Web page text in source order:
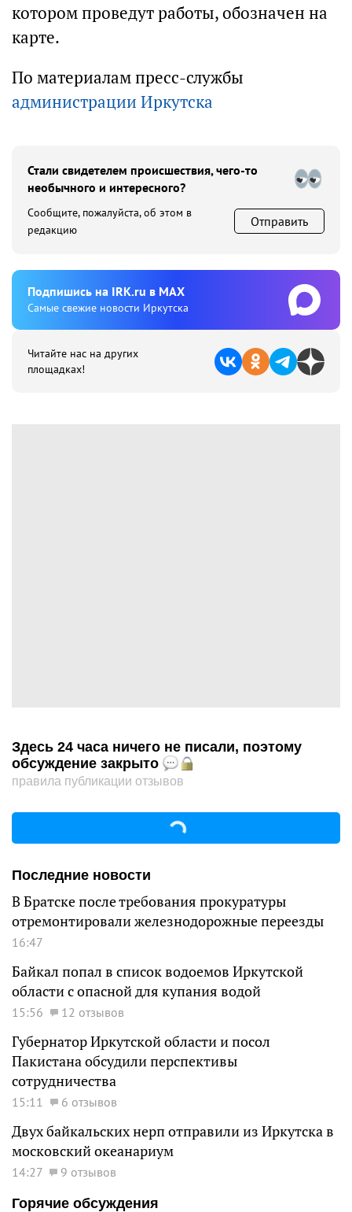
котором проведут работы, обозначен на
карте.
По материалам пресс-службы
администрации Иркутска
Стали свидетелем происшествия, чего-то
необычного и интересного?
Сообщите, пожалуйста, об этом в
редакцию
Отправить
Подпишиcь на IRK.ru в MAX
Cамые свежие новости Иркутска
Читайте нас на других
площадках!
Здесь 24 часа ничего не писали, поэтому
обсуждение закрыто
правила публикации отзывов
Последние новости
В Братске после требования прокуратуры
отремонтировали железнодорожные переезды
16:47
Байкал попал в список водоемов Иркутской
области с опасной для купания водой
15:56 12 отзывов
Губернатор Иркутской области и посол
Пакистана обсудили перспективы
сотрудничества
15:11 6 отзывов
Двух байкальских нерп отправили из Иркутска в
московский океанариум
14:27
9 отзывов
Горячие обсуждения